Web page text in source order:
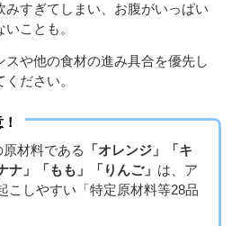
みすぎてしまい、お腹がいっぱい
ことも。
や他の食材の進み具合を優先し
ださい。
材料である
「オレンジ」「キ
ナ」「もも」「りんご」 は、ア
こしやすい「特定原材料等28品